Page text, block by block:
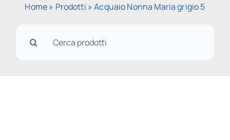
Home» Prodotti »Acquaio Nonna Maria grigio 5
per: